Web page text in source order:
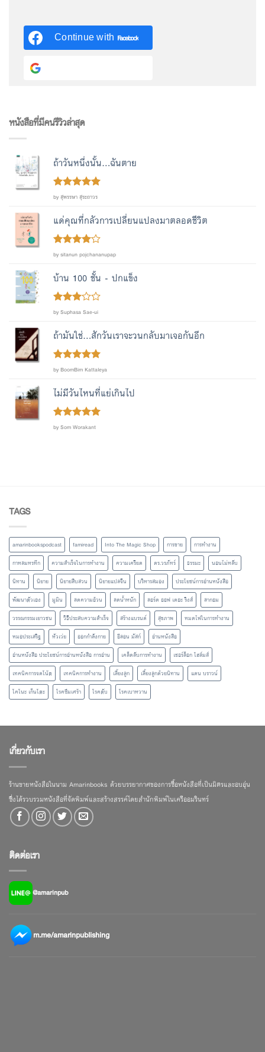
Continue with Facebook
หนังสือที่มีคนรีวิวล่าสุด
ถ้าวันหนึ่งนั้น...ฉันตาย
Rated 5out
by สุพรรษา สุระถาวร
แด่คุณที่กลัวการเปลี่ยนแปลงมาตลอดชีวิต
Rated4
by sitanun pojchananupap
บ้าน 100 ชั้น - ปกแข็ง
Rated
of 5
by Suphasa Sae-ui
ถ้ามันใช่...สักวันเราจะวนกลับมาเจอกันอีก
Rated5out
by BoomBim Kattaleya
ไม่มีวันไหนที่แย่เกินไป
Rated5out
by Som Worakant
TAGS
amarinbookspodcast famiread Into The Magic Shop การขาย
การทำงาน
กาหลมหรทึก
ความสำเร็จในการทำงาน ความเครียด ดร.วรภัทร์ ธรรมะ
นอนไม่หลับ
นิทาน
นิยาย นิยายสืบสวน นิยายแปลจีน บริหารสมอง
ประโยชน์การอ่านหนังสือ
พัฒนาตัวเอง
มูมิน ลดความอ้วน ลดน้ำหนัก ลอร์ด ออฟ เดอะ ริงส์
ลากอม
วรรณกรรมเยาวชน
วิธีประสบความสำเร็จ สร้างแบรนด์ สุขภาพ
หมดไฟในการทำงาน
หมอประเสริฐ
หัวเว่ย ออกกำลังกาย อีลอน มัสก์
อ่านหนังสือ
อ่านหนังสือ ประโยชน์การอ่านหนังสือ การอ่าน
เคล็ดลับการทำงาน
เชอร์ล็อก โฮล์มส์
เทคนิคการจดโน้ต
เทคนิคการทำงาน เลี้ยงลูก เลี้ยงลูกด้วยนิทาน
แดน บราวน์
โคโนะ เก็นโตะ
โรคซึมเศร้า โรคตับ โรคเบาหวาน
เกี่ยวกับเรา
ร้านขายหนังสือในนาม Amarinbooks ด้วยบรรยากาศของการซื้อหนังสือที่เป็นมิตรและอบอุ่น
ซึ่งได้รวบรวมหนังสือที่จัดพิมพ์และสร้างสรรค์โดยสำนักพิมพ์ในเครืออมรินทร์
ติดต่อเรา
@amarinpub
m.me/amarinpublishing